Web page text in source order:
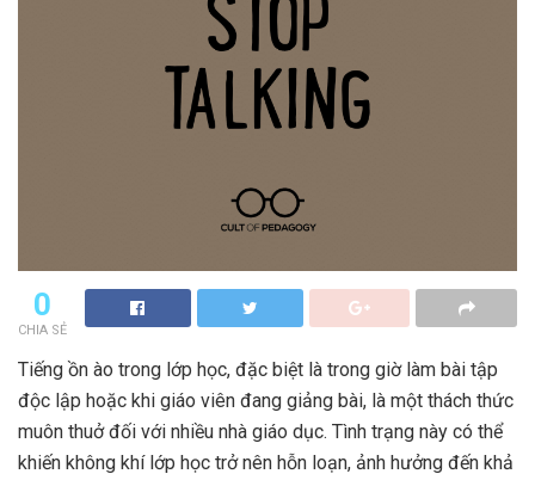
0
CHIA SẺ
Tiếng ồn ào trong lớp học, đặc biệt là trong giờ làm bài tập
độc lập hoặc khi giáo viên đang giảng bài, là một thách thức
muôn thuở đối với nhiều nhà giáo dục. Tình trạng này có thể
khiến không khí lớp học trở nên hỗn loạn, ảnh hưởng đến khả